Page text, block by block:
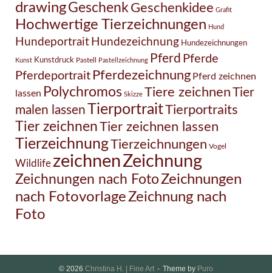
drawingGeschenkGeschenkidee Grafit
Hochwertige Tierzeichnungen Hund
Hundeportrait Hundezeichnung Hundezeichnungen
Kunst Kunstdruck Pastell Pastellzeichnung Pferd Pferde
Pferdeportrait Pferdezeichnung Pferd zeichnen
lassen Polychromos Skizze Tiere zeichnenTier
malen lassenTierportraitTierportraits
Tier zeichnenTier zeichnen lassen
TierzeichnungTierzeichnungen Vogel
WildlifezeichnenZeichnung
Zeichnungen nach FotoZeichnungen
nach FotovorlageZeichnung nach
Foto
© 2026 Christina H. | Fine Art Theme by Puro